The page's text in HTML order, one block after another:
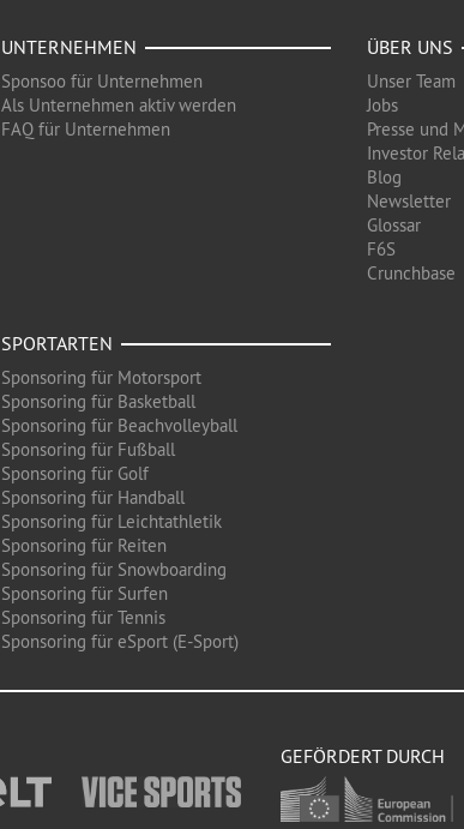
UNTERNEHMEN
Sponsoo für Unternehmen
Als Unternehmen aktiv werden
FAQ für Unternehmen
ÜBER UNS
Unser Team
Jobs
Presse und
Investor
Blog
Newsletter
Glossar
F6S
Crunchbase
SPORTARTEN
Sponsoring für Motorsport
Sponsoring für Basketball
Sponsoring für Beachvolleyball
Sponsoring für Fußball
Sponsoring für Golf
Sponsoring für Handball
Sponsoring für Leichtathletik
Sponsoring für Reiten
Sponsoring für Snowboarding
Sponsoring für Surfen
Sponsoring für Tennis
Sponsoring für eSport (E-Sport)
GEFÖRDERT DURCH